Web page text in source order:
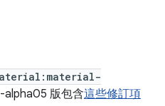
alpha05 版包含這些修訂項